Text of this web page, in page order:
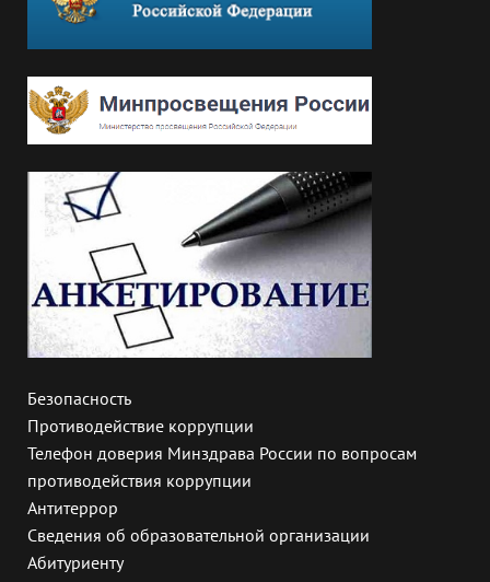
Безопасность
Противодействие коррупции
Телефон доверия Минздрава России по вопросам
противодействия коррупции
Антитеррор
Сведения об образовательной организации
Абитуриенту